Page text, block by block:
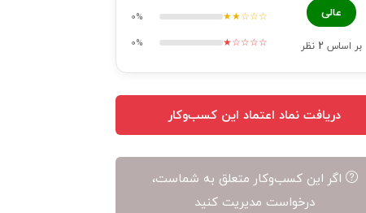
عالی
بر اساس2 نظر
★★☆☆☆
0%
★☆☆☆☆
0%
دریافت نماد اعتماد این کسب‌وکار
اگر این کسب‌وکار متعلق به شماست،
درخواست مدیریت کنید